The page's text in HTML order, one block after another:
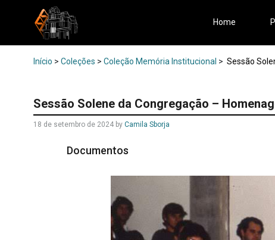
Home
Início > Coleções > Coleção Memória Institucional > Sessão
Sessão Solene da Congregação –
18 de setembro de 2024 by Camila Sborja
Documentos